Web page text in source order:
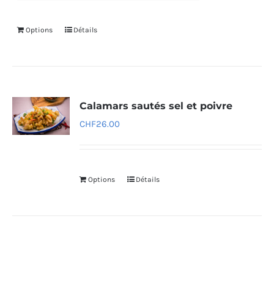
Options Détails
Calamars sautés sel et poivre
CHF26.00
Options Détails